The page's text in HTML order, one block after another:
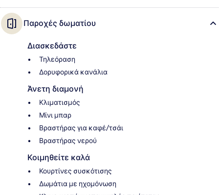
Παροχές δωματίου
Διασκεδάστε
Τηλεόραση
Δορυφορικά κανάλια
Άνετη διαμονή
Κλιματισμός
Μίνι μπαρ
Βραστήρας για καφέ/τσάι
Βραστήρας νερού
Κοιμηθείτε καλά
Κουρτίνες συσκότισης
Δωμάτια με ηχομόνωση